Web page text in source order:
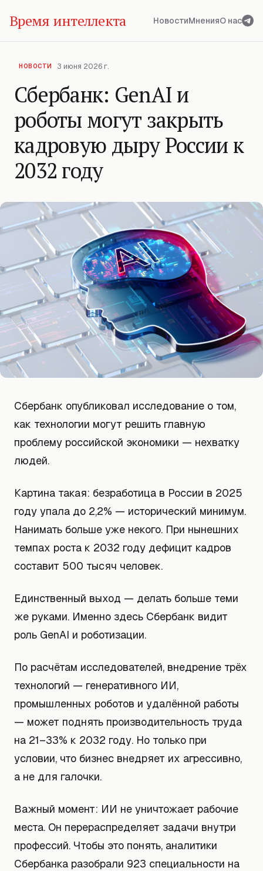
Время интеллекта НовостиМненияО нас
НОВОСТИ 3 июня 2026 г.
Сбербанк: GenAI и
роботы могут закрыть
кадровую дыру России к
2032 году
Сбербанк опубликовал исследование о том,
как технологии могут решить главную
проблему российской экономики — нехватку
людей.
Картина такая: безработица в России в 2025
году упала до 2,2% — исторический минимум.
Нанимать больше уже некого. При нынешних
темпах роста к 2032 году дефицит кадров
составит 500 тысяч человек.
Единственный выход — делать больше теми
же руками. Именно здесь Сбербанк видит
роль GenAI и роботизации.
По расчётам исследователей, внедрение трёх
технологий — генеративного ИИ,
промышленных роботов и удалённой работы
— может поднять производительность труда
на 21–33% к 2032 году. Но только при
условии, что бизнес внедряет их агрессивно,
а не для галочки.
Важный момент: ИИ не уничтожает рабочие
места. Он перераспределяет задачи внутри
профессий. Чтобы это понять, аналитики
Сбербанка разобрали 923 специальности на